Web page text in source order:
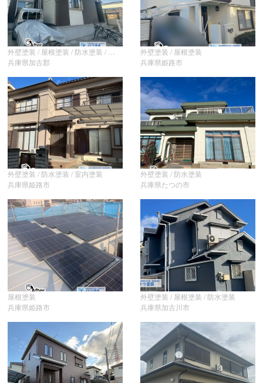
兵庫県加古郡
外壁塗装 / 屋根塗装
兵庫県姫路市
外壁塗装 / 防水塗装 / 室内塗装
兵庫県姫路市
外壁塗装 / 防水塗装
兵庫県たつの市
屋根塗装
兵庫県姫路市
外壁塗装 / 屋根塗装 / 防水塗装
兵庫県加古川市